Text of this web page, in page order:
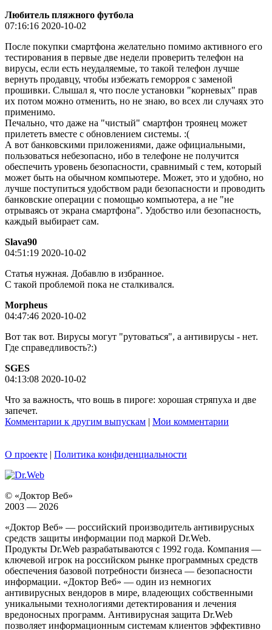
Любитель пляжного футбола
07:16:16 2020-10-02
После покупки смартфона желательно помимо активного его
тестирования в первые две недели проверить телефон на
вирусы, если есть неудаляемые, то такой телефон лучше
вернуть продавцу, чтобы избежать геморроя с заменой
прошивки. Слышал я, что после установки "корневых" прав
их потом можно отменить, но не знаю, во всех ли случаях это
применимо.
Печально, что даже на "чистый" смартфон троянец может
прилететь вместе с обновлением системы. :(
А вот банковскими приложениями, даже официальными,
пользоваться небезопасно, ибо в телефоне не получится
обеспечить уровень безопасности, сравнимый с тем, который
может быть на обычном компьютере. Может, это и удобно, но
лучше поступиться удобством ради безопасности и проводить
банковские операции с помощью компьютера, а не "не
отрываясь от экрана смартфона". Удобство или безопасность,
каждый выбирает сам.
Slava90
04:51:19 2020-10-02
Статья нужная. Добавлю в избранное.
С такой проблемой пока не сталкивался.
Morpheus
04:47:46 2020-10-02
Вот так вот. Вирусы могут "рутоваться", а антивирусы - нет.
Где справедливость?:)
SGES
04:13:08 2020-10-02
Что за важность, что вошь в пироге: хорошая стряпуха и две
запечет.
Комментарии к другим выпускам | Мои комментарии
О проекте | Политика конфиденциальности
© «Доктор Веб»
2003 — 2026
«Доктор Веб» — российский производитель антивирусных
средств защиты информации под маркой Dr.Web.
Продукты Dr.Web разрабатываются с 1992 года. Компания —
ключевой игрок на российском рынке программных средств
обеспечения базовой потребности бизнеса — безопасности
информации. «Доктор Веб» — один из немногих
антивирусных вендоров в мире, владеющих собственными
уникальными технологиями детектирования и лечения
вредоносных программ. Антивирусная защита Dr.Web
позволяет информационным системам клиентов эффективно